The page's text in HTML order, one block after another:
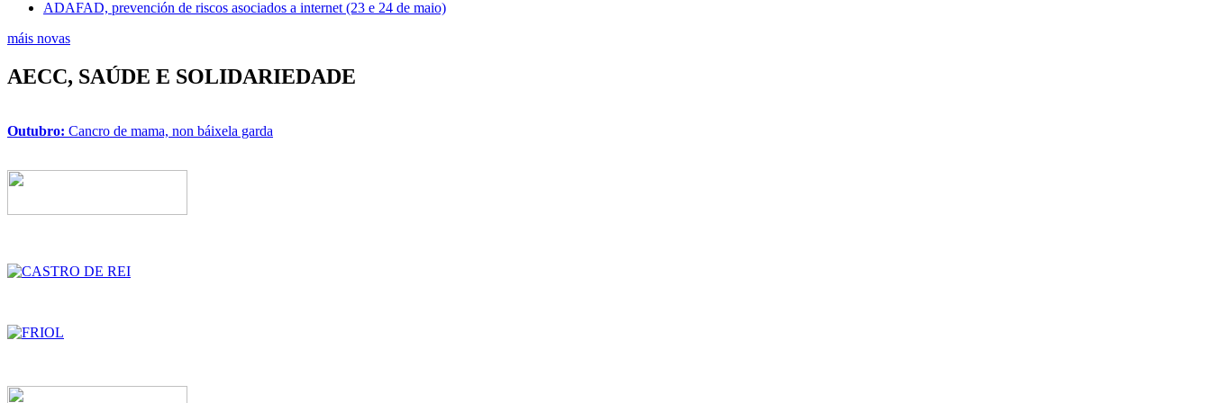
ADAFAD, prevención de riscos asociados a internet (23 e 24 de maio)
máis novas
AECC, SAÚDE E SOLIDARIEDADE
Outubro: Cancro de mama, non báixela garda